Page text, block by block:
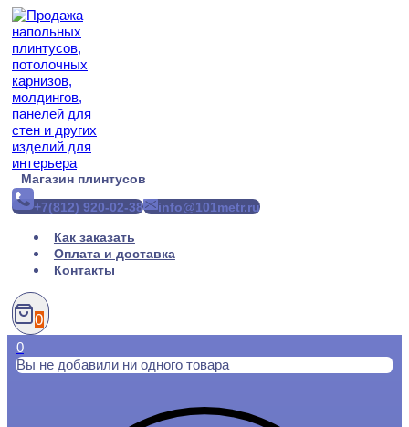
Перейти
содержимому
Магазин плинтусов
+7(812) 920-02-38
info@101metr.ru
Как заказать
Оплата и доставка
Контакты
0
0
Вы не добавили ни одного товара